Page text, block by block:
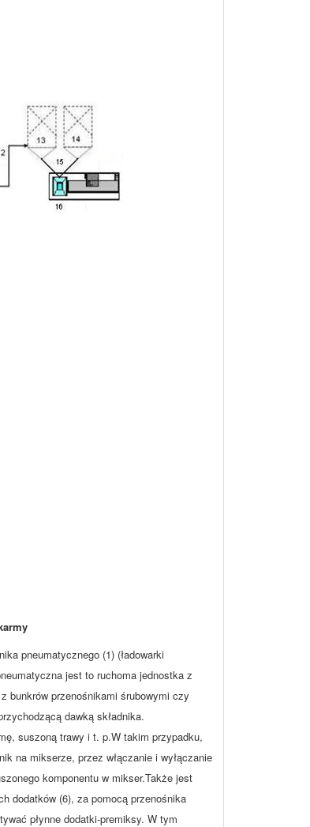
pneumatycznego (1) (ładowarki
jest to ruchoma jednostka z
bunkrów przenośnikami śrubowymi czy
dawką składnika.
suszoną trawy i t. p.W takim przypadku,
na mikserze, przez włączanie i wyłączanie
komponentu w mikser.Także jest
dodatków (6), za pomocą przenośnika
płynne dodatki-premiksy. W tym